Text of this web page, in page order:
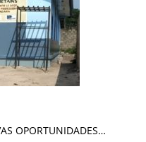
OPORTUNIDADES…